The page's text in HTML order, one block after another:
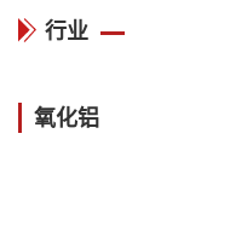
行业
氧化铝